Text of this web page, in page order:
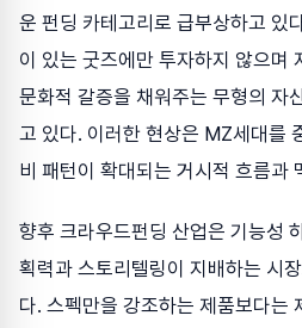
운 펀딩 카테고리로 급부상하고 있
이 있는 굿즈에만 투자하지 않으며
문화적 갈증을 채워주는 무형의 자
고 있다. 이러한 현상은 MZ세대를
비 패턴이 확대되는 거시적 흐름과
향후 크라우드펀딩 산업은 기능성
획력과 스토리텔링이 지배하는 시
다. 스펙만을 강조하는 제품보다는